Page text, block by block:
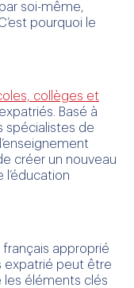
soi-même,
pourquoi le
collèges et
Basé à
spécialistes de
créer un nouveau
français approprié
expatrié peut être
les éléments clés